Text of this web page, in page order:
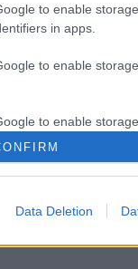
to enable
in apps.
to enable
to enable
to enable
Data Deletion